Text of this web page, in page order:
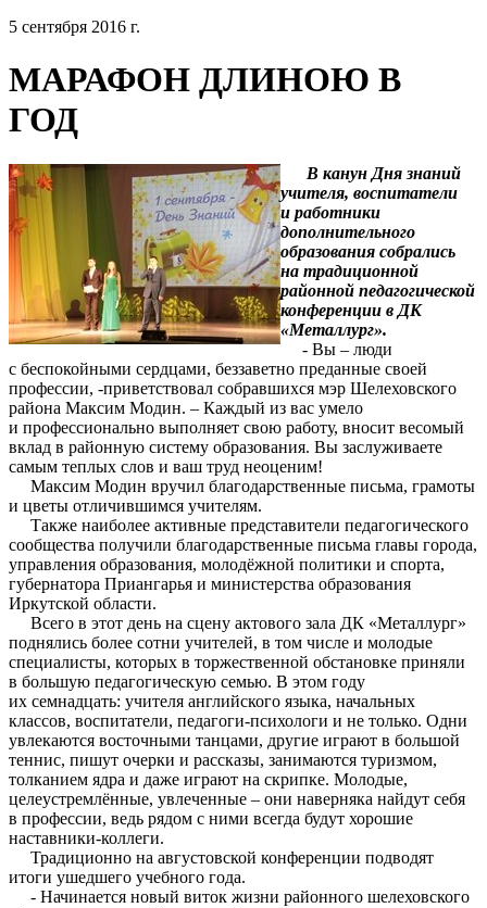
5 сентября 2016 г.
МАРАФОН ДЛИНОЮ В
ГОД
В канун Дня знаний
учителя, воспитатели
и работники
дополнительного
образования собрались
на традиционной
районной педагогической
конференции в ДК
«Металлург».
- Вы – люди
с беспокойными сердцами, беззаветно преданные своей
профессии, -приветствовал собравшихся мэр Шелеховского
района Максим Модин. – Каждый из вас умело
и профессионально выполняет свою работу, вносит весомый
вклад в районную систему образования. Вы заслуживаете
самым теплых слов и ваш труд неоценим!
Максим Модин вручил благодарственные письма, грамоты
и цветы отличившимся учителям.
Также наиболее активные представители педагогического
сообщества получили благодарственные письма главы города,
управления образования, молодёжной политики и спорта,
губернатора Приангарья и министерства образования
Иркутской области.
Всего в этот день на сцену актового зала ДК «Металлург»
поднялись более сотни учителей, в том числе и молодые
специалисты, которых в торжественной обстановке приняли
в большую педагогическую семью. В этом году
их семнадцать: учителя английского языка, начальных
классов, воспитатели, педагоги-психологи и не только. Одни
увлекаются восточными танцами, другие играют в большой
теннис, пишут очерки и рассказы, занимаются туризмом,
толканием ядра и даже играют на скрипке. Молодые,
целеустремлённые, увлеченные – они наверняка найдут себя
в профессии, ведь рядом с ними всегда будут хорошие
наставники-коллеги.
Традиционно на августовской конференции подводят
итоги ушедшего учебного года.
- Начинается новый виток жизни районного шелеховского